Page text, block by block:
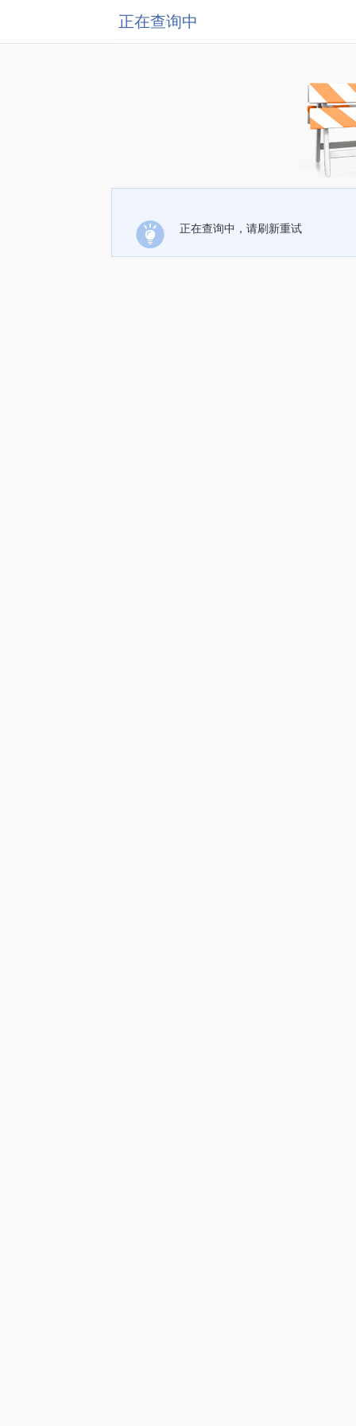
正在查询中
正在查询中，请刷新重试